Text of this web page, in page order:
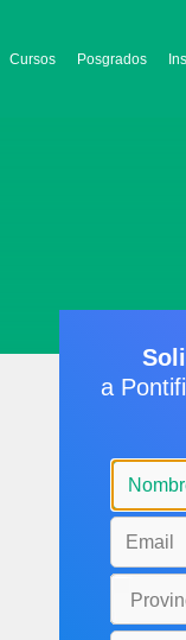
Cursos Posgrados
a